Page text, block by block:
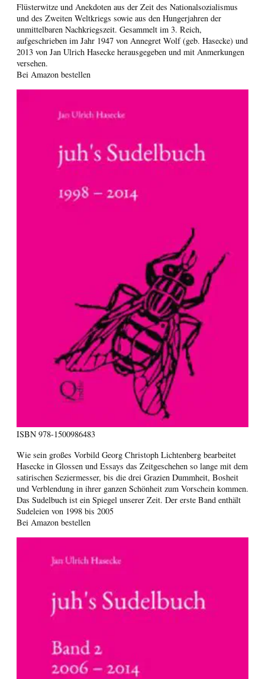
Flüsterwitze und Anekdoten aus der Zeit des Nationalsozialismus
und des Zweiten Weltkriegs sowie aus den Hungerjahren der
unmittelbaren Nachkriegszeit. Gesammelt im 3. Reich,
aufgeschrieben im Jahr 1947 von Annegret Wolf (geb. Hasecke) und
2013 von Jan Ulrich Hasecke herausgegeben und mit Anmerkungen
versehen.
Bei Amazon bestellen
ISBN 978-1500986483
Wie sein großes Vorbild Georg Christoph Lichtenberg bearbeitet
Hasecke in Glossen und Essays das Zeitgeschehen so lange mit dem
satirischen Seziermesser, bis die drei Grazien Dummheit, Bosheit
und Verblendung in ihrer ganzen Schönheit zum Vorschein kommen.
Das Sudelbuch ist ein Spiegel unserer Zeit. Der erste Band enthält
Sudeleien von 1998 bis 2005
Bei Amazon bestellen